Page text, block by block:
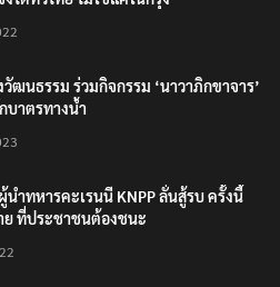
– แจ้งผ่านไลน์ได้ไม่ต้อง โหลด
งได้ทั่วไทย ไม่ใช่แค่ในกรุง
วัฒนธรรม ร่วมกิจกรรม ‘นาวาภิกขาจาร’
บาตรทางน้ำ